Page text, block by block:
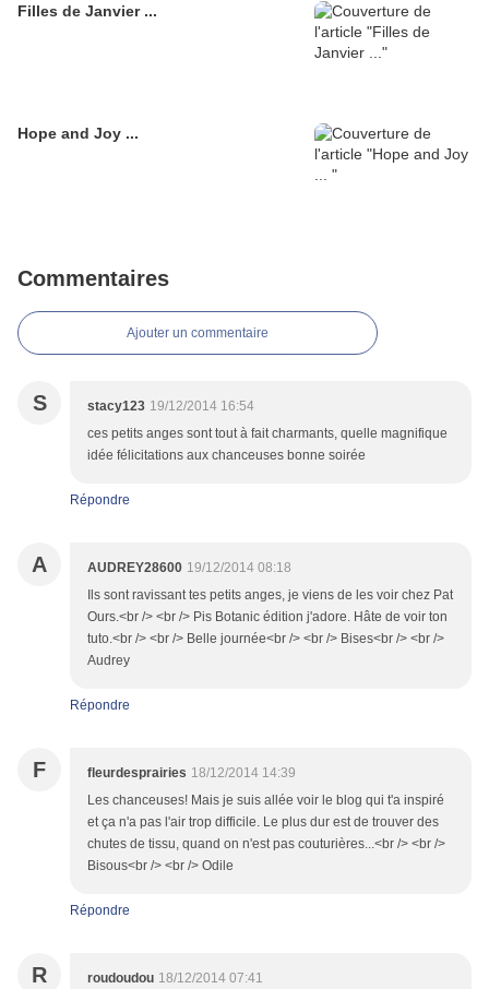
Filles de Janvier ...
Hope and Joy ...
Commentaires
Ajouter un commentaire
S stacy123 19/12/2014 16:54
ces petits anges sont tout à fait charmants, quelle magnifique
idée félicitations aux chanceuses bonne soirée
Répondre
A AUDREY28600 19/12/2014 08:18
Ils sont ravissant tes petits anges, je viens de les voir chez Pat
Ours.<br /> <br /> Pis Botanic édition j'adore. Hâte de voir ton
tuto.<br /> <br /> Belle journée<br /> <br /> Bises<br /> <br />
Audrey
Répondre
F fleurdesprairies 18/12/2014 14:39
Les chanceuses! Mais je suis allée voir le blog qui t'a inspiré
et ça n'a pas l'air trop difficile. Le plus dur est de trouver des
chutes de tissu, quand on n'est pas couturières...<br /> <br />
Bisous<br /> <br /> Odile
Répondre
R roudoudou 18/12/2014 07:41